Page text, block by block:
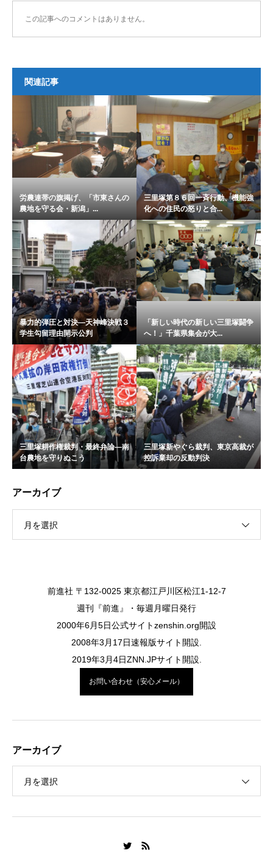
この記事へのコメントはありません。
関連記事
労農連帯の旗掲げ、「市東さんの
農地を守る会・新潟」...
三里塚第８６回一斉行動、機能強
化への住民の怒りと合...
暴力的弾圧と対決―天神峰決戦３
学生勾留理由開示公判
「新しい時代の新しい三里塚闘争
へ！」千葉県集会が大...
三里塚耕作権裁判・最終弁論―南
台農地を守りぬこう
三里塚新やぐら裁判、東京高裁が
控訴棄却の反動判決
アーカイブ
月を選択
前進社 〒132-0025 東京都江戸川区松江1-12-7
週刊『前進』・毎週月曜日発行
2000年6月5日公式サイトzenshin.org開設
2008年3月17日速報版サイト開設.
2019年3月4日ZNN.JPサイト開設.
お問い合わせ（安心メール）
アーカイブ
月を選択